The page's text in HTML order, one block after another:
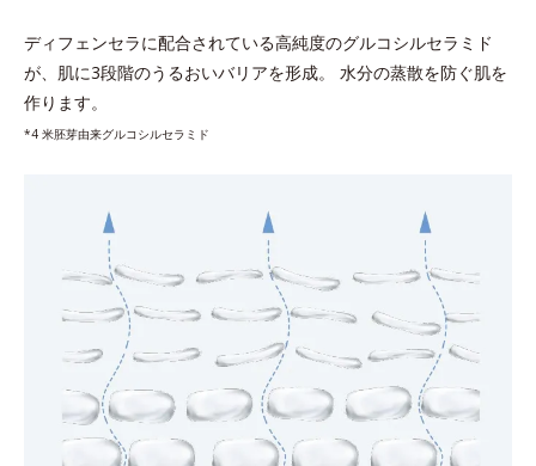
ディフェンセラに配合されている高純度のグルコシルセラミド
が、肌に3段階のうるおいバリアを形成。 水分の蒸散を防ぐ肌を
作ります。
*4 米胚芽由来グルコシルセラミド